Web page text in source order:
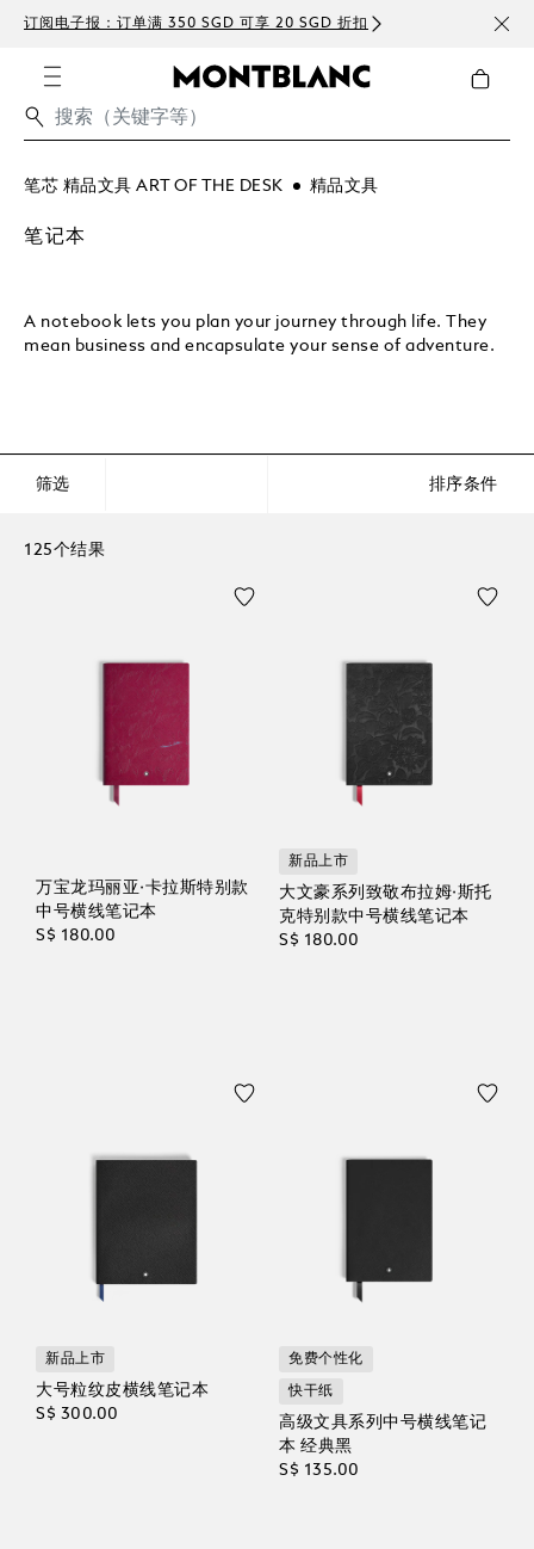
订阅电子报：订单满 350 SGD 可享 20 SGD 折扣 免费
笔芯 精品文具 ART OF THE DESK 精品文具
笔记本
A notebook lets you plan your journey through life. They
mean business and encapsulate your sense of adventure.
筛选 排序条件
125个结果
万宝龙玛丽亚·卡拉斯特别款
中号横线笔记本
S$ 180.00
新品上市
大文豪系列致敬布拉姆·斯托
克特别款中号横线笔记本
S$ 180.00
新品上市
大号粒纹皮横线笔记本
S$ 300.00
免费个性化
快干纸
高级文具系列中号横线笔记
本 经典黑
S$ 135.00